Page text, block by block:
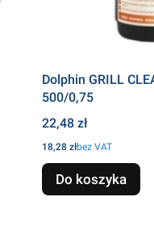
Dolphin GRILL
500/0,75
Cena
22,48 zł
Cena
18,28 złbez VAT
Do koszyka